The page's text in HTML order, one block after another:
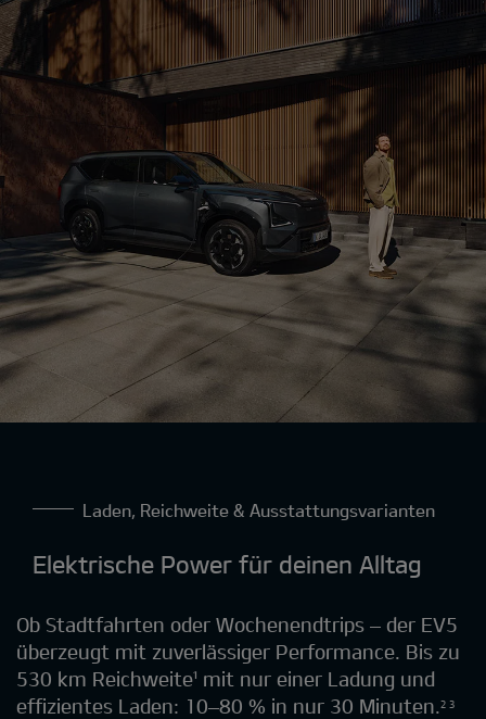
Laden, Reichweite & Ausstattungsvarianten
Elektrische Power für deinen Alltag
Ob Stadtfahrten oder Wochenendtrips – der EV5
überzeugt mit zuverlässiger Performance. Bis zu
530 km Reichweite¹ mit nur einer Ladung und
effizientes Laden: 10–80 % in nur 30 Minuten.2 3